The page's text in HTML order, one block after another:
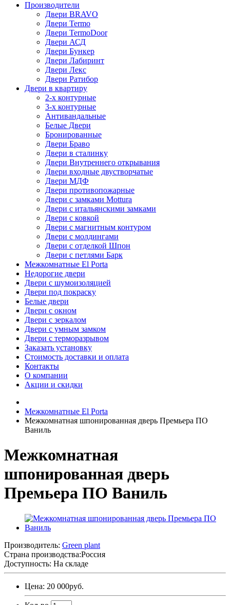
Производители
Двери BRAVO
Двери Termo
Двери TermoDoor
Двери АСД
Двери Бункер
Двери Лабиринт
Двери Лекс
Двери Ратибор
Двери в квартиру
2-х контурные
3-х контурные
Антивандальные
Белые Двери
Бронированные
Двери Браво
Двери в сталинку
Двери Внутреннего открывания
Двери входные двустворчатые
Двери МДФ
Двери противопожарные
Двери с замками Mottura
Двери с итальянскими замками
Двери с ковкой
Двери с магнитным контуром
Двери с молдингами
Двери с отделкой Шпон
Двери с петлями Барк
Межкомнатные El Porta
Недорогие двери
Двери с шумоизоляцией
Двери под покраску
Белые двери
Двери с окном
Двери с зеркалом
Двери с умным замком
Двери с терморазрывом
Заказать установку
Стоимость доставки и оплата
Контакты
О компании
Акции и скидки
Межкомнатные El Porta
Межкомнатная шпонированная дверь Премьера ПО
Ваниль
Межкомнатная
шпонированная дверь
Премьера ПО Ваниль
Производитель: Green plant
Страна производства:Россия
Доступность: На складе
Цена: 20 000руб.